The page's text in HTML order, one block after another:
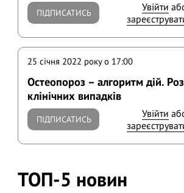
ПІДПИСАТИСЬ Увійти
25 січня 2022 року o 17:00
Остеопороз – алгоритм дій.
клінічних випадків
ПІДПИСАТИСЬ Увійти
ТОП-5 новин